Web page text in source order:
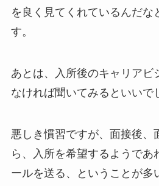
を良く見てくれているんだな
す。
あとは、入所後のキャリアビ
なければ聞いてみるといいで
悪しき慣習ですが、面接後、
ら、入所を希望するようであ
ールを送る、ということが多